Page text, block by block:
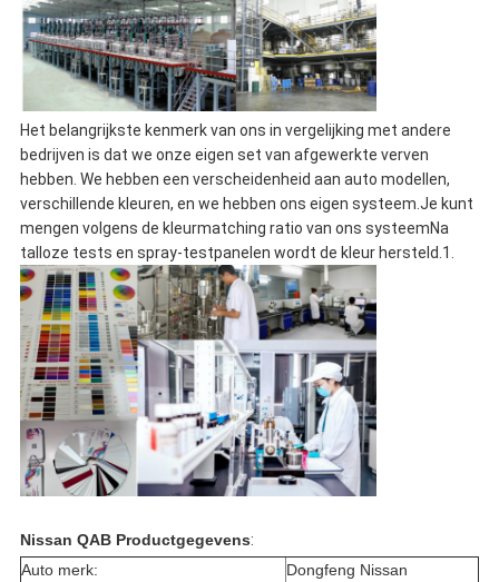
Het belangrijkste kenmerk van ons in vergelijking met andere
bedrijven is dat we onze eigen set van afgewerkte verven
hebben. We hebben een verscheidenheid aan auto modellen,
verschillende kleuren, en we hebben ons eigen systeem.Je kunt
mengen volgens de kleurmatching ratio van ons systeemNa
talloze tests en spray-testpanelen wordt de kleur hersteld.1.
Nissan QAB Productgegevens:
Auto merk:
Dongfeng Nissan